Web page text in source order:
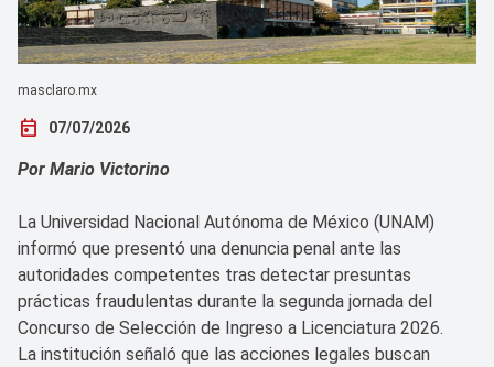
masclaro.mx
today 07/07/2026
Por Mario Victorino
La Universidad Nacional Autónoma de México (UNAM)
informó que presentó una denuncia penal ante las
autoridades competentes tras detectar presuntas
prácticas fraudulentas durante la segunda jornada del
Concurso de Selección de Ingreso a Licenciatura 2026.
La institución señaló que las acciones legales buscan